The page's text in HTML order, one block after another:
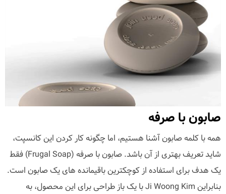
صابون با صرفه
همه با کلمه صابون آشنا هستیم، اما چگونه کار کردن این کانسپت،
شاید تعریف بهتری از آن باشد. صابون با صرفه (Frugal Soap) فقط
یک هدف برای استفاده از کوچکترین باقیمانده های یک صابون است.
بنابراین Ji Woong Kim با یک باز طراحی برای این محصول، به